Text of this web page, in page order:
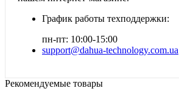
График работы техподдержки:
пн-пт: 10:00-15:00
support@dahua-technology.com.ua
Рекомендуемые товары